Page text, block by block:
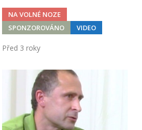
NA VOLNÉ NOZE
SPONZOROVÁNO
VIDEO
Před 3 roky